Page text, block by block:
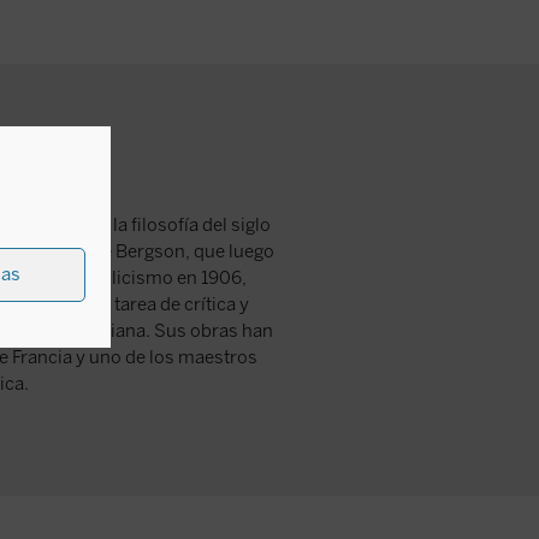
señeras de la filosofía del siglo
filosofía de Bergson, que luego
al catolicismo en 1906,
ambiciosa tarea de crítica y
cristiana. Sus obras han
Francia y uno de los maestros